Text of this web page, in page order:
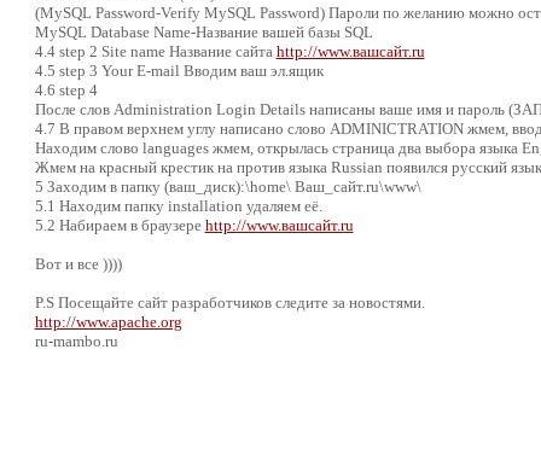
(MySQL Password-Verify MySQL Password) Пароли по желанию можно
MySQL Database Name-Название вашей базы SQL
4.4 step 2 Site name Название сайта http://www.вашсайт.ru
4.5 step 3 Your E-mail Вводим ваш эл.ящик
4.6 step 4
После слов Administration Login Details написаны ваше имя и пароль
4.7 В правом верхнем углу написано слово ADMINICTRATION жмем,
Находим слово languages жмем, открылась страница два выбора языка
Жмем на красный крестик на против языка Russian появился русский
5 Заходим в папку (ваш_диск):\home\ Ваш_сайт.ru\www\
5.1 Находим папку installation удаляем её.
5.2 Набираем в браузере http://www.вашсайт.ru
Вот и все ))))
P.S Посещайте сайт разработчиков следите за новостями.
http://www.apache.org
ru-mambo.ru